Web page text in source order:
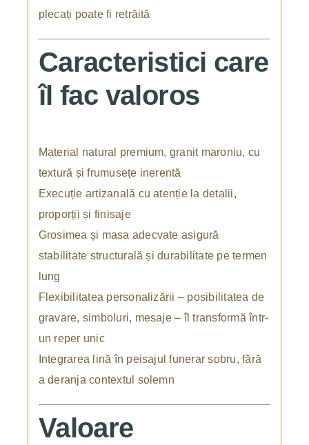
plecați poate fi retrăită
Caracteristici care
îl fac valoros
Material natural premium, granit maroniu, cu
textură și frumusețe inerentă
Execuție artizanală cu atenție la detalii,
proporții și finisaje
Grosimea și masa adecvate asigură
stabilitate structurală și durabilitate pe termen
lung
Flexibilitatea personalizării – posibilitatea de
gravare, simboluri, mesaje – îl transformă într-
un reper unic
Integrarea lină în peisajul funerar sobru, fără
a deranja contextul solemn
Valoare